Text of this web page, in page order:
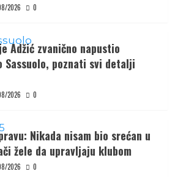
2026 0
Adžić zvanično napustio
Sassuolo, poznati svi detalji
2026 0
Nikada nisam bio srećan u
žele da upravljaju klubom
2026 0